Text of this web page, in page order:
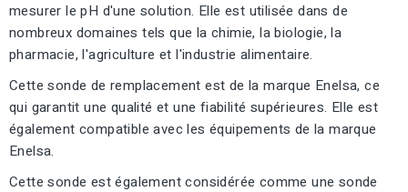
mesurer le pH d'une solution. Elle est utilisée dans de
nombreux domaines tels que la chimie, la biologie, la
pharmacie, l'agriculture et l'industrie alimentaire.
Cette sonde de remplacement est de la marque Enelsa, ce
qui garantit une qualité et une fiabilité supérieures. Elle est
également compatible avec les équipements de la marque
Enelsa.
Cette sonde est également considérée comme une sonde